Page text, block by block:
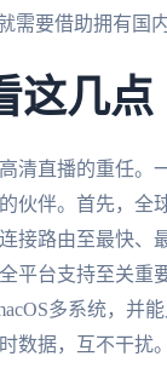
需要借助拥有国
这几点
清直播的重任。
伙伴。首先，全
接路由至最快、
平台支持至关重
多系统，并
数据，互不干扰。